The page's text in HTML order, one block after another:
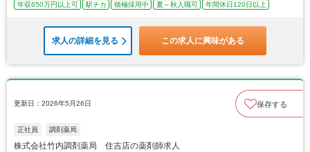
年収650万円以上可 駅チカ 積極採用中 夏～秋入職可 年間休日120日以上
求人の詳細を見る この求人に興味がある
更新日：2026年5月26日 保存する
正社員 調剤薬局
株式会社竹内調剤薬局 住吉店の薬剤師求人